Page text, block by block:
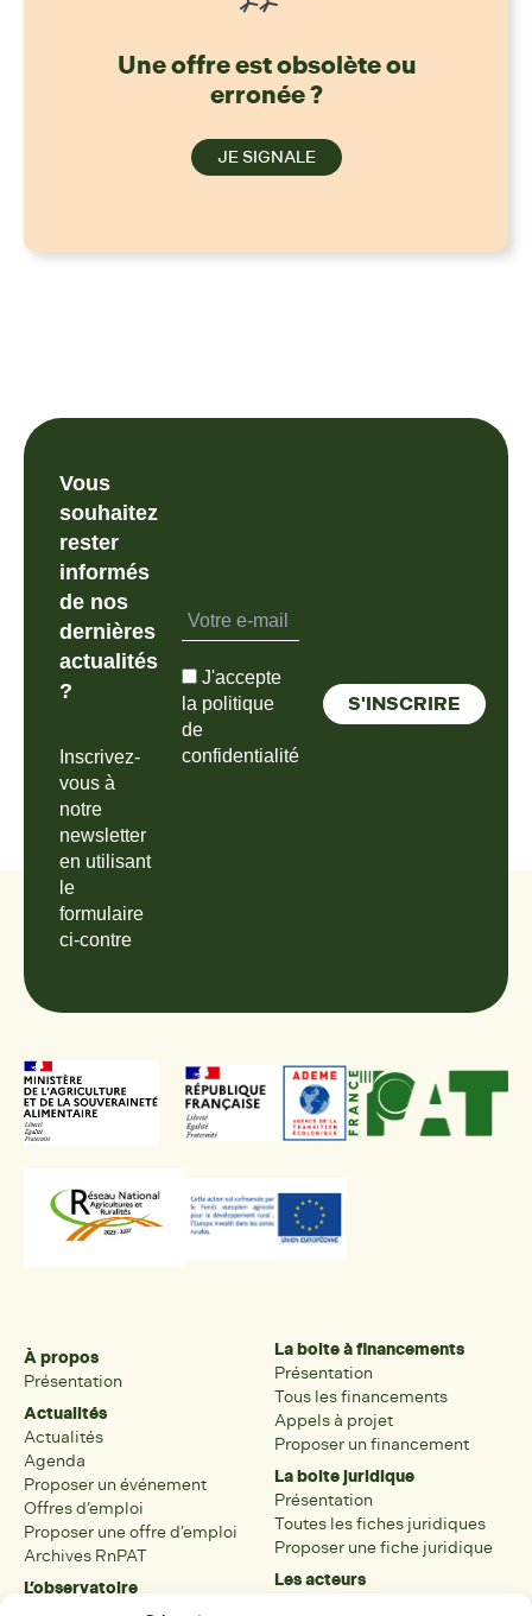
Une offre est obsolète ou
erronée ?
JE SIGNALE
Vous
souhaitez
rester
informés
de nos
dernières
actualités
?
Inscrivez-
vous à
notre
newsletter
en utilisant
le
formulaire
ci-contre
J'accepte
la politique
de
confidentialité
À propos
Présentation
Actualités
Actualités
Agenda
Proposer un événement
Offres d’emploi
Proposer une offre d’emploi
Archives RnPAT
L’observatoire
La boite à financements
Présentation
Tous les financements
Appels à projet
Proposer un financement
La boite juridique
Présentation
Toutes les fiches juridiques
Proposer une fiche juridique
Les acteurs